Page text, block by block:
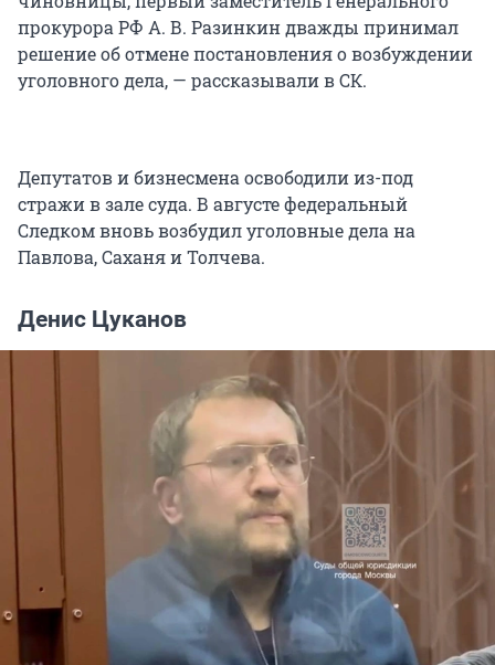
прокурора РФ А. В. Разинкин дважды принимал
решение об отмене постановления о возбуждении
уголовного дела, — рассказывали в СК.
Депутатов и бизнесмена освободили из-под
стражи в зале суда. В августе федеральный
Следком вновь возбудил уголовные дела на
Павлова, Саханя и Толчева.
Денис Цуканов